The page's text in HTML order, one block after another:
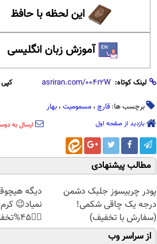
این لحظه با حافظ
آموزش زبان انگلیسی
لینک کوتاه:
برچسب ها: قارچ ، مسمومیت ، بهار
بازدید از صفحه اول ارسال به
مطالب پیشنهادی
پودر چربیسوز جلبک دشمن
درجه یک چاقی شکمی!
(سفارش با تخفیف)
دیگه
نمیاد😉
👈🏻45%تخفیف
از سراسر وب